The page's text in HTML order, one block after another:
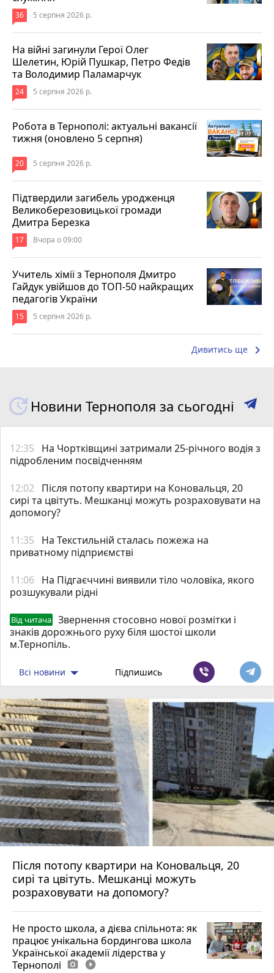
36 5 серпня 2026 р.
На війні загинули Герої Олег
Шелетин, Юрій Пушкар, Петро Федів
та Володимир Паламарчук
24 5 серпня 2026 р.
Робота в Тернополі: актуальні вакансії
тижня (оновлено 5 серпня)
20 5 серпня 2026 р.
Підтвердили загибель уродженця
Великоберезовицької громади
Дмитра Березка
17 Вчора о 09:00
Учитель хімії з Тернополя Дмитро
Гайдук увійшов до ТОП-50 найкращих
педагогів України
15 5 серпня 2026 р.
Дивитись ще keyboard_arrow_right
Новини Тернополя за сьогодні
12:35
На Чортківщині затримали 25-річного водія з
підробленим посвідченням
12:02
Після потопу квартири на Коновальця, 20
сирі та цвітуть. Мешканці можуть розраховувати на
допомогу?
11:35
На Текстильній сталась пожежа на
приватному підприємстві
11:06 На Підгаєччині виявили тіло чоловіка, якого
розшукували рідні
Від читача
Звернення стосовно нової розмітки і
знаків дорожнього руху біля шостої школи
м.Тернопіль.
Всі новини Підпишись
Після потопу квартири на Коновальця, 20
сирі та цвітуть. Мешканці можуть
розраховувати на допомогу?
Не просто школа, а дієва спільнота: як
працює унікальна бордингова школа
Української академії лідерства у
Тернополі photo_camera play_circle_filled